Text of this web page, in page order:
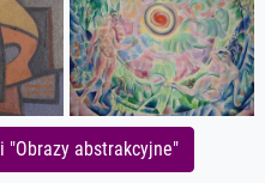
"Obrazy abstrakcyjne"